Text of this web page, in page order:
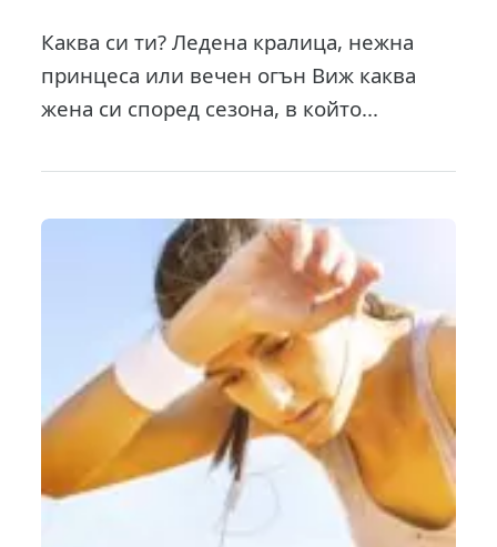
Каква си ти? Ледена кралица, нежна
принцеса или вечен огън Виж каква
жена си според сезона, в който...